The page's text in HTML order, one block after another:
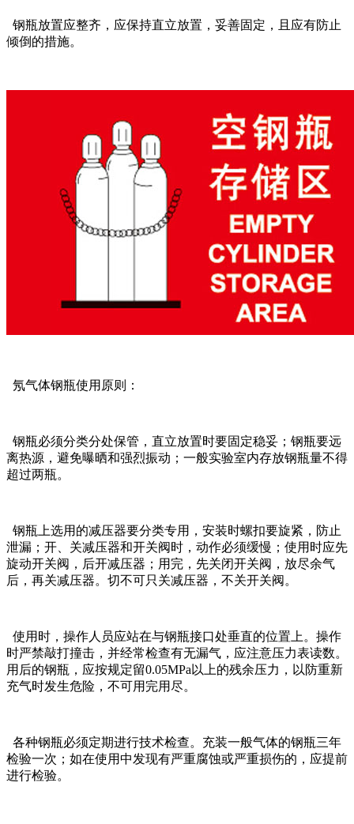
钢瓶放置应整齐，应保持直立放置，妥善固定，且应有防止
倾倒的措施。
氖气体钢瓶使用原则：
钢瓶必须分类分处保管，直立放置时要固定稳妥；钢瓶要远
离热源，避免曝晒和强烈振动；一般实验室内存放钢瓶量不得
超过两瓶。
钢瓶上选用的减压器要分类专用，安装时螺扣要旋紧，防止
泄漏；开、关减压器和开关阀时，动作必须缓慢；使用时应先
旋动开关阀，后开减压器；用完，先关闭开关阀，放尽余气
后，再关减压器。切不可只关减压器，不关开关阀。
使用时，操作人员应站在与钢瓶接口处垂直的位置上。操作
时严禁敲打撞击，并经常检查有无漏气，应注意压力表读数。
用后的钢瓶，应按规定留0.05MPa以上的残余压力，以防重新
充气时发生危险，不可用完用尽。
各种钢瓶必须定期进行技术检查。充装一般气体的钢瓶三年
检验一次；如在使用中发现有严重腐蚀或严重损伤的，应提前
进行检验。